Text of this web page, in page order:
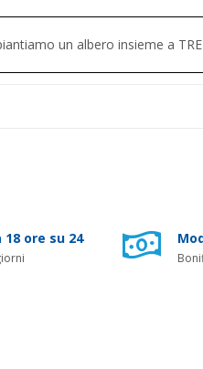
un albero insieme a
ore su 24